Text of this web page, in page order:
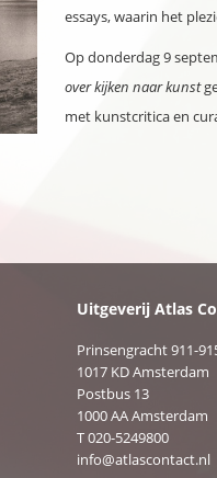
essays, waarin het
Op donderdag 9
over kijken naar kunst
met kunstcritica en
Uitgeverij Atlas
Prinsengracht 911-
1017 KD Amsterdam
Postbus 13
1000 AA Amsterdam
T 020-5249800
info@atlascontact.nl